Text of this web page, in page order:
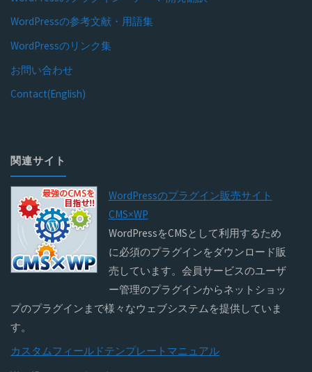
WordPressの参考文献・用語集
WordPressのリンク集
お問い合わせ
Contact(English)
関連サイト
WordPressのプラグイン販売サイト
CMS×WP
WordPressをCMSとして利用するため
に必須のプラグインをダウンロード販
売しています。会員サービスのユーザ
ー管理のプラグインからネットショッ
プのプラグインまで様々なウェブシステムを提供していま
す。
カスタムフィールドテンプレートマニュアル